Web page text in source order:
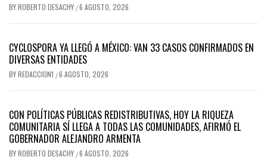
BYROBERTO DESACHY /6 AGOSTO, 2026
CYCLOSPORA YA LLEGÓ A MÉXICO: VAN 33 CASOS CONFIRMADOS EN
DIVERSAS ENTIDADES
BYREDACCION1 /6 AGOSTO, 2026
CON POLÍTICAS PÚBLICAS REDISTRIBUTIVAS, HOY LA RIQUEZA
COMUNITARIA SÍ LLEGA A TODAS LAS COMUNIDADES, AFIRMÓ EL
GOBERNADOR ALEJANDRO ARMENTA
BYROBERTO DESACHY /6 AGOSTO, 2026